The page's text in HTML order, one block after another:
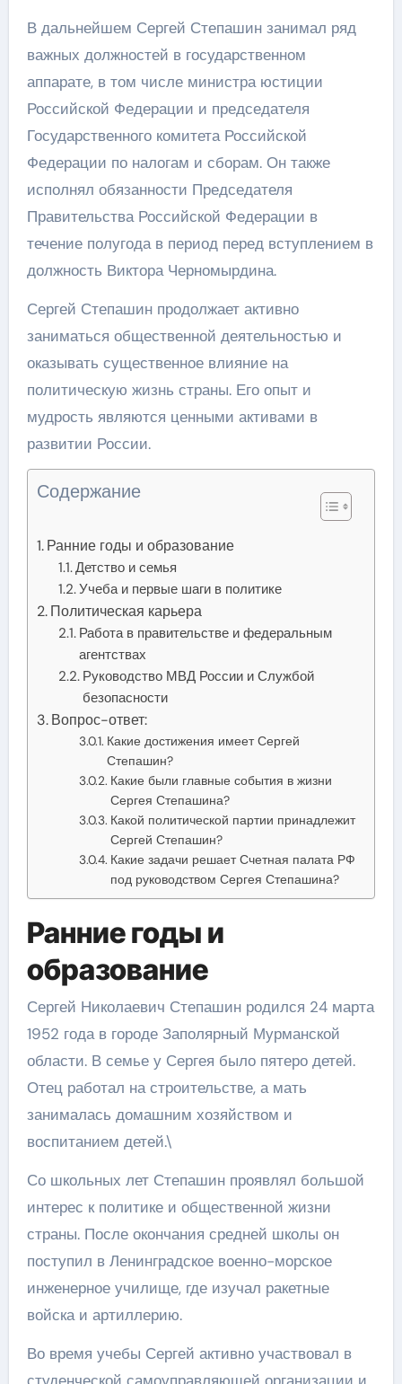
В дальнейшем Сергей Степашин занимал ряд
важных должностей в государственном
аппарате, в том числе министра юстиции
Российской Федерации и председателя
Государственного комитета Российской
Федерации по налогам и сборам. Он также
исполнял обязанности Председателя
Правительства Российской Федерации в
течение полугода в период перед вступлением в
должность Виктора Черномырдина.
Сергей Степашин продолжает активно
заниматься общественной деятельностью и
оказывать существенное влияние на
политическую жизнь страны. Его опыт и
мудрость являются ценными активами в
развитии России.
Содержание
Ранние годы и образование
Детство и семья
Учеба и первые шаги в политике
Политическая карьера
Работа в правительстве и федеральным
агентствах
Руководство МВД России и Службой
безопасности
Вопрос-ответ:
Какие достижения имеет Сергей
Степашин?
Какие были главные события в жизни
Сергея Степашина?
Какой политической партии принадлежит
Сергей Степашин?
Какие задачи решает Счетная палата РФ
под руководством Сергея Степашина?
Ранние годы и
образование
Сергей Николаевич Степашин родился 24 марта
1952 года в городе Заполярный Мурманской
области. В семье у Сергея было пятеро детей.
Отец работал на строительстве, а мать
занималась домашним хозяйством и
воспитанием детей.\
Со школьных лет Степашин проявлял большой
интерес к политике и общественной жизни
страны. После окончания средней школы он
поступил в Ленинградское военно-морское
инженерное училище, где изучал ракетные
войска и артиллерию.
Во время учебы Сергей активно участвовал в